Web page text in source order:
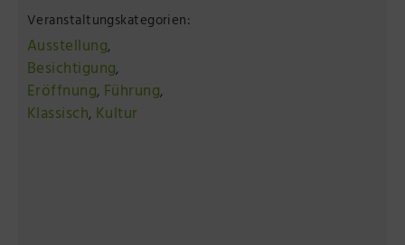
Veranstaltungskategorien:
Ausstellung,
Besichtigung,
Eröffnung, Führung,
Klassisch, Kultur